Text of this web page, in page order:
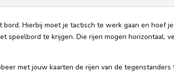
Hierbij moet je tactisch te werk gaan en hoef
te krijgen. Die rijen mogen horizontaal,
met jouw kaarten de rijen van de